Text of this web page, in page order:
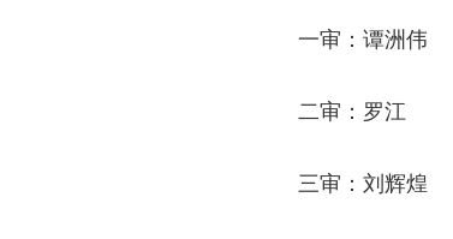
一审：谭洲伟
二审：罗江
三审：刘辉煌